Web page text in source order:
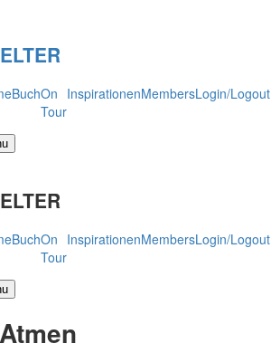
BuchOn
Tour
InspirationenMembersLogin/Logout
BuchOn
Tour
InspirationenMembersLogin/Logout
Atmen